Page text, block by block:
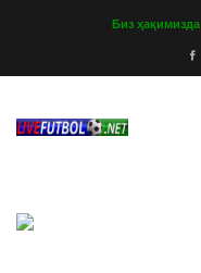
Биз ҳақимизда